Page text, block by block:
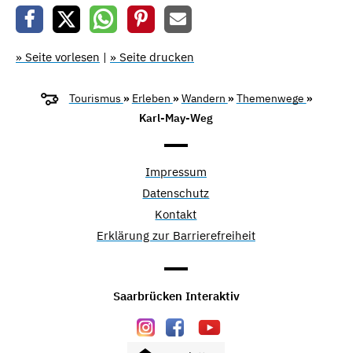
» Seite vorlesen | » Seite drucken
Tourismus » Erleben »Wandern »Themenwege »
Karl-May-Weg
Impressum
Datenschutz
Kontakt
Erklärung zur Barrierefreiheit
Saarbrücken Interaktiv